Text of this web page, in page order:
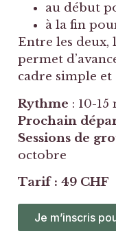
au début
à la fin
Entre les deux,
permet
cadre simple et
Rythme : 10-
Prochain
Sessions de
octobre
Tarif : 49 CHF
Je m’inscris